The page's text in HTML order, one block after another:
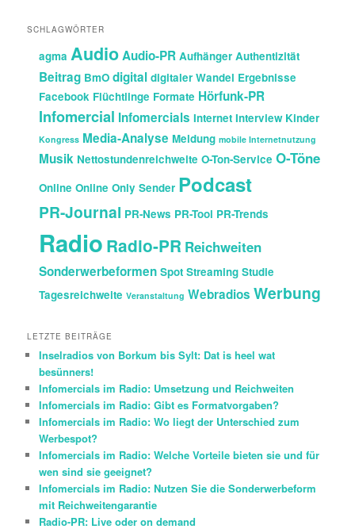
SCHLAGWÖRTER
agma AudioAudio-PR Aufhänger Authentizität
Beitrag BmO digital digitaler Wandel Ergebnisse
Facebook Flüchtlinge Formate Hörfunk-PR
Infomercial Infomercials Internet Interview Kinder
Kongress Media-Analyse Meldung mobile Internetnutzung
Musik Nettostundenreichweite O-Ton-Service O-Töne
Online Online Only Sender Podcast
PR-Journal PR-News PR-Tool PR-Trends
Radio Radio-PR Reichweiten
Sonderwerbeformen Spot Streaming Studie
Tagesreichweite Veranstaltung Webradios Werbung
LETZTE BEITRÄGE
Inselradios von Borkum bis Sylt: Dat is heel wat
besünners!
Infomercials im Radio: Umsetzung und Reichweiten
Infomercials im Radio: Gibt es Formatvorgaben?
Infomercials im Radio: Wo liegt der Unterschied zum
Werbespot?
Infomercials im Radio: Welche Vorteile bieten sie und für
wen sind sie geeignet?
Infomercials im Radio: Nutzen Sie die Sonderwerbeform
mit Reichweitengarantie
Radio-PR: Live oder on demand